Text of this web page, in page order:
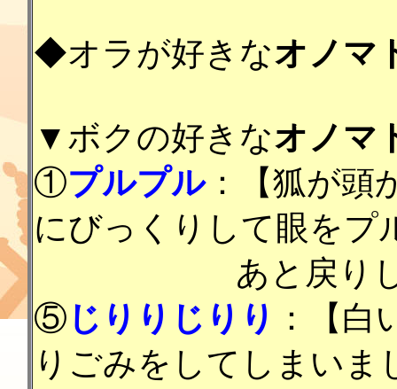
◆オラが好きなオノマ
▼ボクの好きなオノマ
①プルプル：【狐が頭
にびっくりして眼をプ
あと戻りして引
⑤ じりりじりり ：【
りごみをしてしまいま